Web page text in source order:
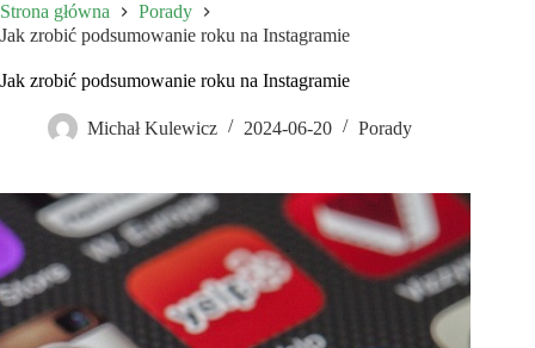
Strona główna
Porady
Jak zrobić podsumowanie roku na Instagramie
Jak zrobić podsumowanie roku na Instagramie
Michał Kulewicz 2024-06-20 Porady